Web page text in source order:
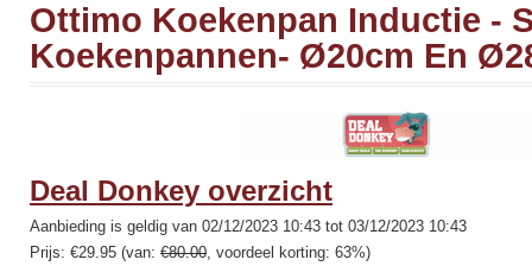
Ottimo Koekenpan Inductie -
Koekenpannen- Ø20cm En
Deal Donkey overzicht
Aanbieding is geldig van 02/12/2023 10:43 tot 03/12/2023 10:43
Prijs: €29.95 (van: €80.00, voordeel korting: 63%)